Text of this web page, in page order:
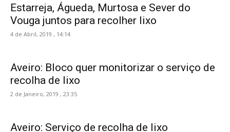
Estarreja, Águeda, Murtosa e Sever do
Vouga juntos para recolher lixo
4 de Abril, 2019 , 14:14
Aveiro: Bloco quer monitorizar o serviço de
recolha de lixo
2 de Janeiro, 2019 , 23:35
Aveiro: Serviço de recolha de lixo